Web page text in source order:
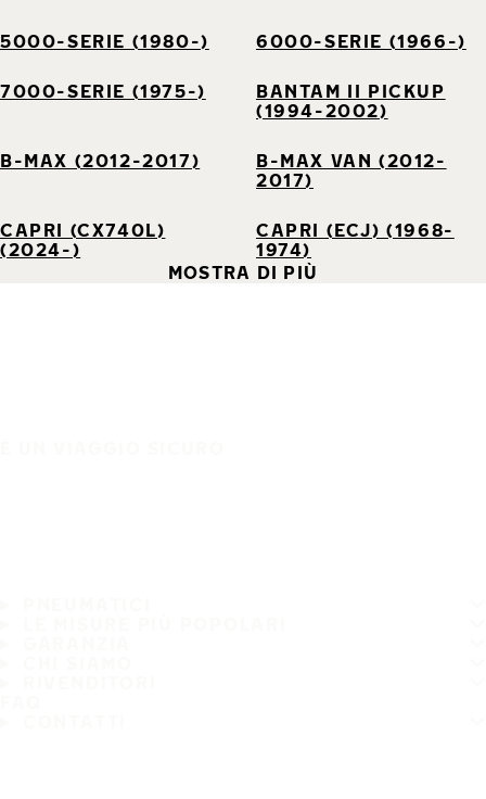
5000-SERIE (1980-) 6000-SERIE (1966-)
7000-SERIE (1975-)
BANTAM II PICKUP
(1994-2002)
B-MAX (2012-2017)
B-MAX VAN (2012-
2017)
CAPRI (CX740L)
(2024-)
CAPRI (ECJ) (1968-
1974)
MOSTRA DI PIÙ